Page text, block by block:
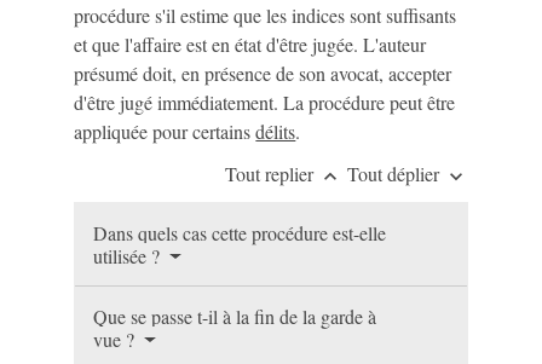
procédure s'il estime que les indices sont suffisants
et que l'affaire est en état d'être jugée. L'auteur
présumé doit, en présence de son avocat, accepter
d'être jugé immédiatement. La procédure peut être
appliquée pour certainsdélits.
Tout replier keyboard_arrow_up Tout déplier keyboard_arrow_down
Dans quels cas cette procédure est-elle
utilisée ?
Que se passe t-il à la fin de la garde à
vue ?